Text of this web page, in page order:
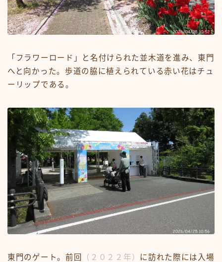
「フラワーロード」と名付けられた並木道を進み、東門
へと向かった。歩道の脇に植えられている赤い花はチュ
ーリップである。
東門のゲート。前回 （２０２２年）
に訪れた際には入場